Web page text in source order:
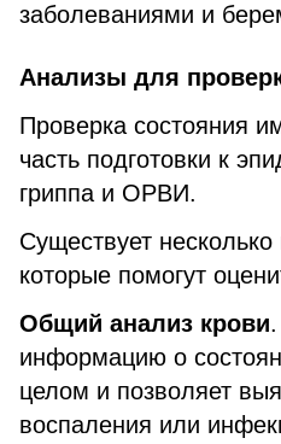
заболеваниями и
Анализы для
Проверка состояния
часть подготовки к
гриппа и ОРВИ.
Существует
которые помогут
Общий анализ крови
информацию о
целом и позволяет
воспаления или